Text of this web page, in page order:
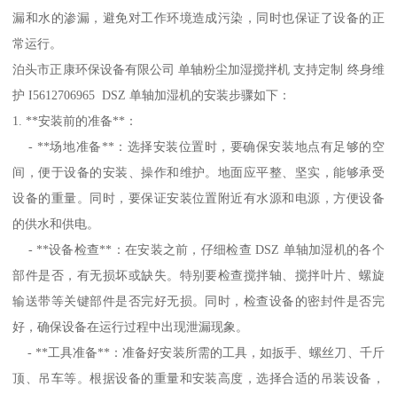
漏和水的渗漏，避免对工作环境造成污染，同时也保证了设备的正
常运行。
泊头市正康环保设备有限公司 单轴粉尘加湿搅拌机 支持定制 终身维
护 I5612706965 DSZ 单轴加湿机的安装步骤如下：
1. **安装前的准备**：
- **场地准备**：选择安装位置时，要确保安装地点有足够的空
间，便于设备的安装、操作和维护。地面应平整、坚实，能够承受
设备的重量。同时，要保证安装位置附近有水源和电源，方便设备
的供水和供电。
- **设备检查**：在安装之前，仔细检查 DSZ 单轴加湿机的各个
部件是否，有无损坏或缺失。特别要检查搅拌轴、搅拌叶片、螺旋
输送带等关键部件是否完好无损。同时，检查设备的密封件是否完
好，确保设备在运行过程中出现泄漏现象。
- **工具准备**：准备好安装所需的工具，如扳手、螺丝刀、千斤
顶、吊车等。根据设备的重量和安装高度，选择合适的吊装设备，